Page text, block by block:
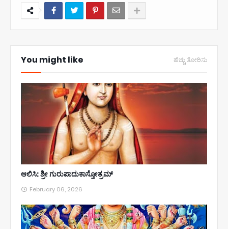
You might like ಹೆಚ್ಚು ತೋರಿಸು
ಆಲಿಸಿ: ಶ್ರೀ ಗುರುಪಾದುಕಾಸ್ತೋತ್ರಮ್
February 06, 2026